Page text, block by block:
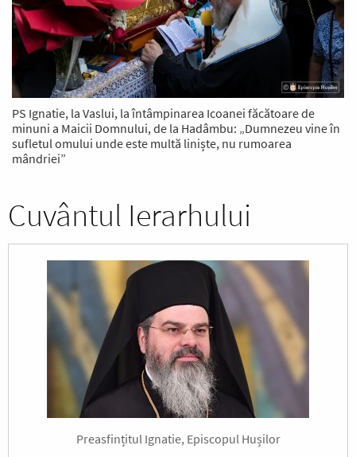
PS Ignatie, la Vaslui, la întâmpinarea Icoanei făcătoare de
minuni a Maicii Domnului, de la Hadâmbu: „Dumnezeu vine în
sufletul omului unde este multă liniște, nu rumoarea
mândriei”
Cuvântul Ierarhului
Preasfințitul Ignatie, Episcopul Hușilor